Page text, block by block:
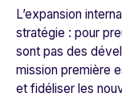
L’expansion
stratégie : pour
sont pas des
mission première
et fidéliser les